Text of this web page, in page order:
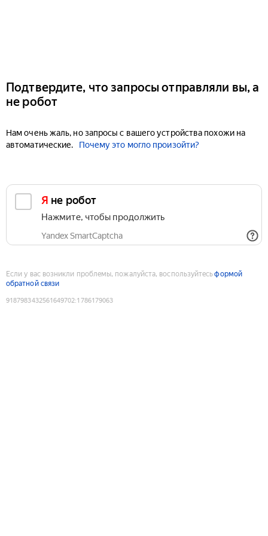
Подтвердите, что запросы отправляли вы, а
не робот
Нам очень жаль, но запросы с вашего устройства похожи на
автоматические.
Почему это могло произойти?
Я не робот
Нажмите, чтобы продолжить
Yandex SmartCaptcha
Если у вас возникли проблемы, пожалуйста, воспользуйтесьформой
обратной связи
9187983432561649702:1786179063